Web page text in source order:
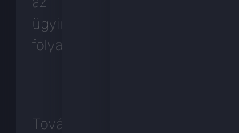
ügyintézési
folyamatokra.
További